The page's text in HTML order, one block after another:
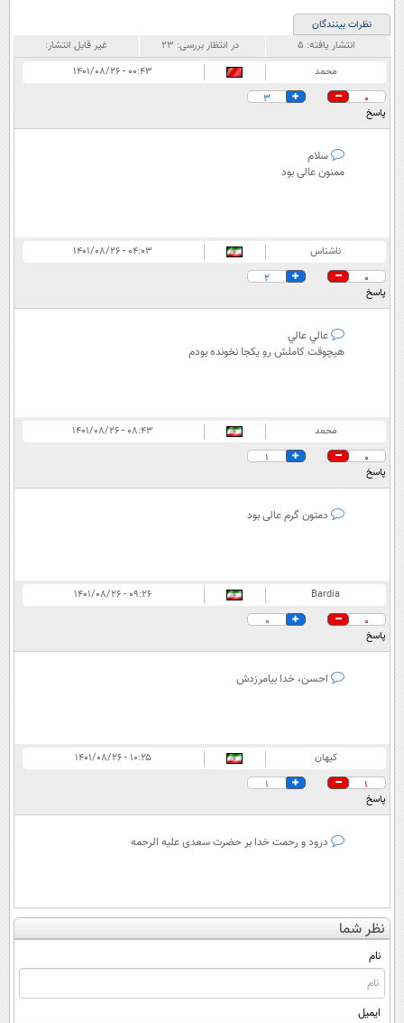
نظرات بینندگان
انتشار یافته: ۵ در انتظار بررسی: ۲۳
غیر قابل انتشار:
محمد
۰۰:۴۳ - ۱۴۰۱/۰۸/۲۶
0
3
پاسخ
سلام
ممنون عالی بود
ناشناس
۰۴:۰۳ - ۱۴۰۱/۰۸/۲۶
0
2
پاسخ
عالي عالي
هيچوقت كاملش رو يكجا نخونده بودم
محمد
۰۸:۴۳ - ۱۴۰۱/۰۸/۲۶
0
1
پاسخ
دمتون گرم عالی بود
Bardia
۰۹:۲۶ - ۱۴۰۱/۰۸/۲۶
0
0
پاسخ
احسن، خدا بيامرزدش
کیهان
۱۰:۲۵ - ۱۴۰۱/۰۸/۲۶
1
1
پاسخ
درود و رحمت خدا بر حضرت سعدی علیه الرحمه
نظر شما
نام
ایمیل